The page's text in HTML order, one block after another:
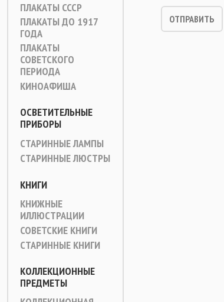
ПЛАКАТЫ СССР
ПЛАКАТЫ ДО 1917
ГОДА
ПЛАКАТЫ
СОВЕТСКОГО
ПЕРИОДА
КИНОАФИША
ОСВЕТИТЕЛЬНЫЕ
ПРИБОРЫ
СТАРИННЫЕ ЛАМПЫ
СТАРИННЫЕ ЛЮСТРЫ
КНИГИ
КНИЖНЫЕ
ИЛЛЮСТРАЦИИ
СОВЕТСКИЕ КНИГИ
СТАРИННЫЕ КНИГИ
КОЛЛЕКЦИОННЫЕ
ПРЕДМЕТЫ